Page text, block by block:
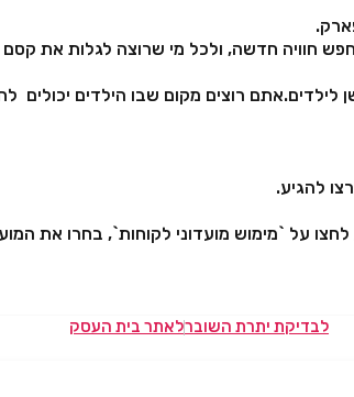
חוויה חדשה, ולכל מי שרוצה לגלות את
לילדים.אתם רוצים מקום שבו הילדים יכולים
על `מימוש מועדוני לקוחות`, בחרו את
לבדיקת יתרת השוברלאתר בית העסק